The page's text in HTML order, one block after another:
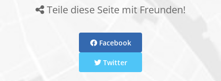
Teile diese Seite mit Freunden!
Facebook
Twitter